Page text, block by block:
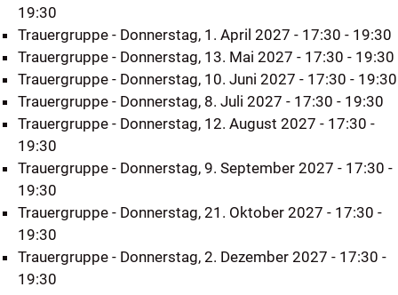
19:30
Trauergruppe - Donnerstag, 1. April 2027 - 17:30 - 19:30
Trauergruppe - Donnerstag, 13. Mai 2027 - 17:30 - 19:30
Trauergruppe - Donnerstag, 10. Juni 2027 - 17:30 - 19:30
Trauergruppe - Donnerstag, 8. Juli 2027 - 17:30 - 19:30
Trauergruppe - Donnerstag, 12. August 2027 - 17:30 -
19:30
Trauergruppe - Donnerstag, 9. September 2027 - 17:30 -
19:30
Trauergruppe - Donnerstag, 21. Oktober 2027 - 17:30 -
19:30
Trauergruppe - Donnerstag, 2. Dezember 2027 - 17:30 -
19:30